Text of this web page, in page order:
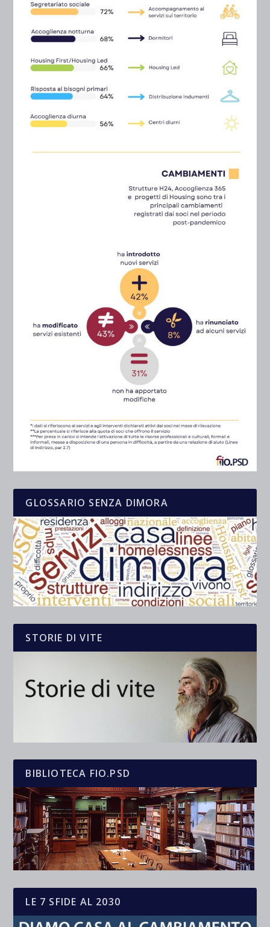
GLOSSARIO SENZA DIMORA
STORIE DI VITE
BIBLIOTECA FIO.PSD
LE 7 SFIDE AL 2030